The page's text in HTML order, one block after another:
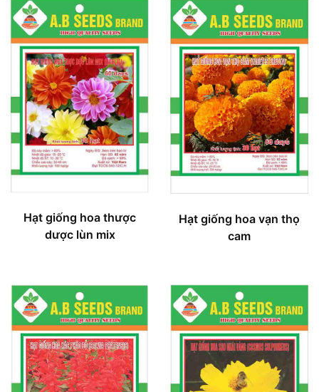
Hạt giống hoa thược
dược lùn mix
Hạt giống hoa vạn thọ
cam